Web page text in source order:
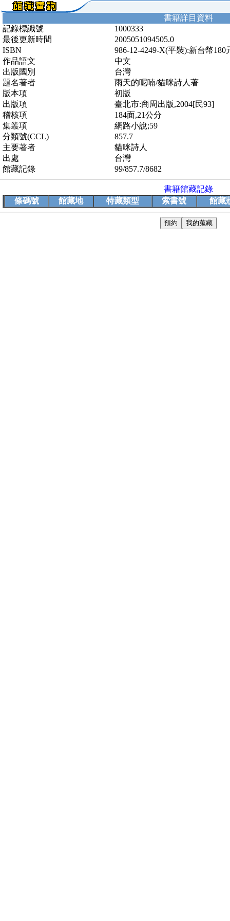
書籍詳目資料
記錄標識號
1000333
最後更新時間
2005051094505.0
ISBN
986-12-4249-X(平裝):新台幣180
作品語文
中文
出版國別
台灣
題名著者
雨天的呢喃/貓咪詩人著
版本項
初版
出版項
臺北市:商周出版,2004[民93]
稽核項
184面,21公分
集叢項
網路小說;59
分類號(CCL)
857.7
主要著者
貓咪詩人
出處
台灣
館藏記錄
99/857.7/8682
書籍館藏記錄
條碼號
館藏地 特藏類型 索書號 館藏